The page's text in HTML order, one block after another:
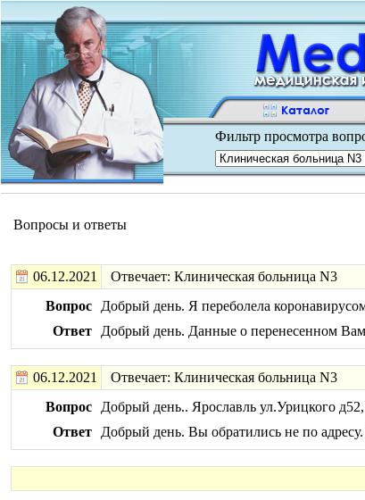
Фильтр просмотра
Вопросы и ответы
06.12.2021
Отвечает: Клиническая больница N3
Вопрос
Добрый день. Я переболела
Ответ
Добрый день. Данные о перенесенном
06.12.2021
Отвечает: Клиническая больница N3
Вопрос
Добрый день.. Ярославль ул.Урицкого
Ответ
Добрый день. Вы обратились не по